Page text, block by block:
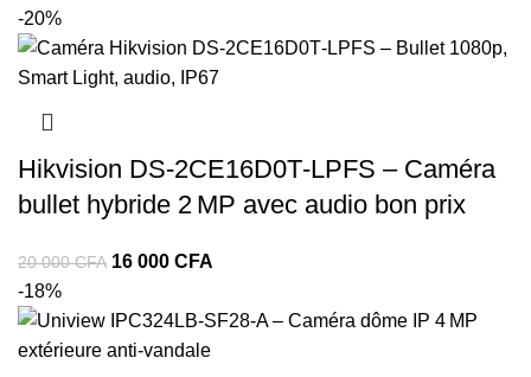
-20%
Hikvision DS‑2CE16D0T‑LPFS – Caméra
bullet hybride 2 MP avec audio bon prix
20 000CFA 16 000 CFA
-18%